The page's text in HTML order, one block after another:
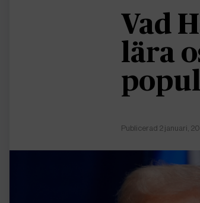
Vad
lära
Publicerad 2 januari,